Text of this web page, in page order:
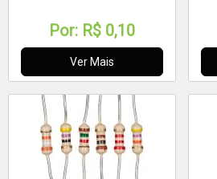
Por: R$ 0,10
Ver Mais